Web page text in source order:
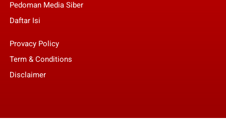
Pedoman Media Siber
Daftar Isi
Provacy Policy
Term & Conditions
Disclaimer